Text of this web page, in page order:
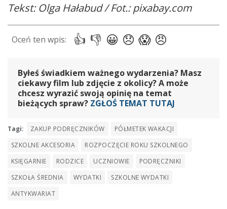
Tekst: Olga Hałabud / Fot.: pixabay.com
Byłeś świadkiem ważnego wydarzenia? Masz
ciekawy film lub zdjęcie z okolicy? A może
chcesz wyrazić swoją opinię na temat
bieżących spraw? ZGŁOŚ TEMAT TUTAJ
Tagi: ZAKUP PODRĘCZNIKÓW
PÓŁMETEK WAKACJI
SZKOLNE AKCESORIA
ROZPOCZĘCIE ROKU SZKOLNEGO
KSIĘGARNIE
RODZICE UCZNIOWIE
PODRĘCZNIKI
SZKOŁA ŚREDNIA
WYDATKI
SZKOLNE WYDATKI
ANTYKWARIAT